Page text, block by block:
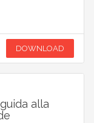
DOWNLOAD
alla